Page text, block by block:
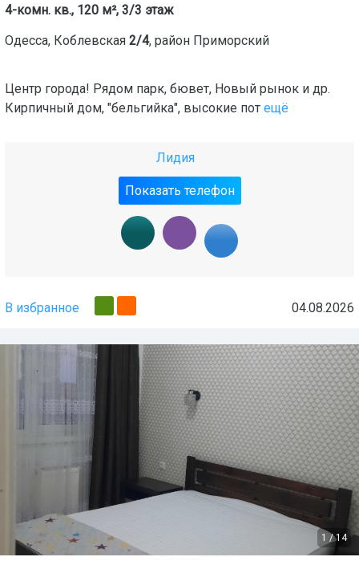
4-комн. кв., 120 м², 3/3 этаж
Одесса, Коблевская 2/4, район Приморский
Центр города! Рядом парк, бювет, Новый рынок и др.
Кирпичный дом, "бельгийка", высокие пот ещё
Лидия
Показать телефон
В избранное 04.08.2026
1 /14